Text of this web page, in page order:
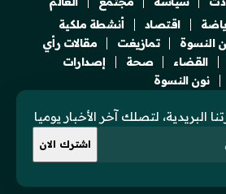
اقتصاد
أنشطة ملكية
النسوة تمازيغت
مقالات رأي
القضاء صحة
إصدارات
نون النسوة
البريدية، لتصلك آخر الأخبار يوميا